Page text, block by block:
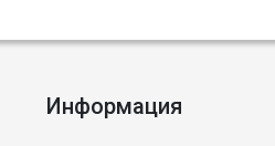
Информация